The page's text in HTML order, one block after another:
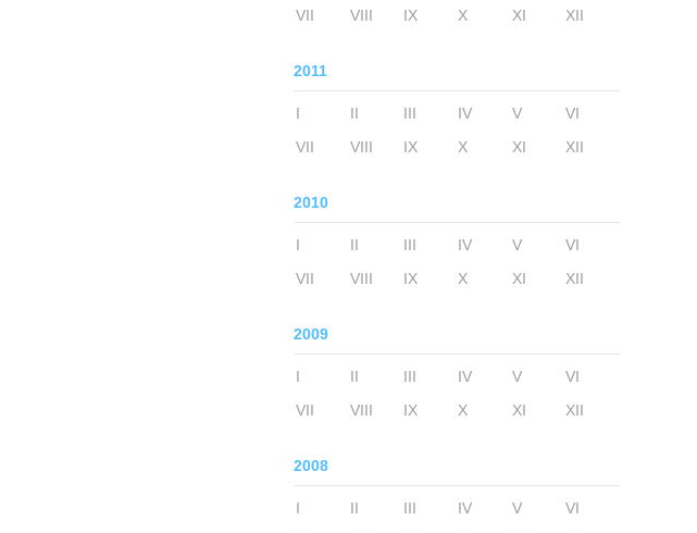
VII
VIII IX X XI XII
2011
I II III IV V
VI
VII
VIII IX X XI XII
2010
I II III IV V
VI
VII
VIII IX X XI XII
2009
I II III IV V
VI
VII
VIII IX X XI XII
2008
I II III IV V
VI